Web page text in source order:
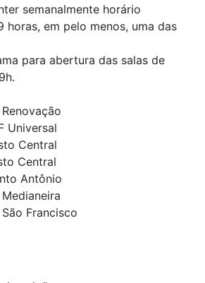
semanalmente horário
horas, em pelo menos, uma das
para abertura das salas de
Universal
Central
Central
Antônio
Francisco